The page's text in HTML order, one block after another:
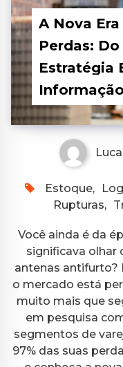
A Nova
Perdas:
Estratégia
Informação
Estoque,
Rupturas,
Você ainda é da
significava olhar
antenas antifurto?
o mercado está
muito mais que
em pesquisa
segmentos de
97% das suas